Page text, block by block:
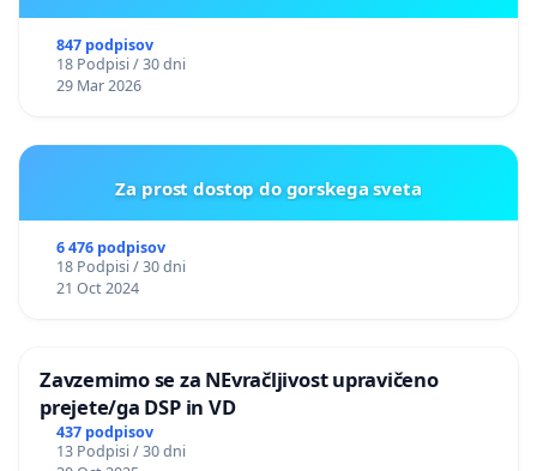
847 podpisov
18 Podpisi / 30 dni
29 Mar 2026
Za prost dostop do gorskega sveta
6 476 podpisov
18 Podpisi / 30 dni
21 Oct 2024
Zavzemimo se za NEvračljivost upravičeno
prejete/ga DSP in VD
437 podpisov
13 Podpisi / 30 dni